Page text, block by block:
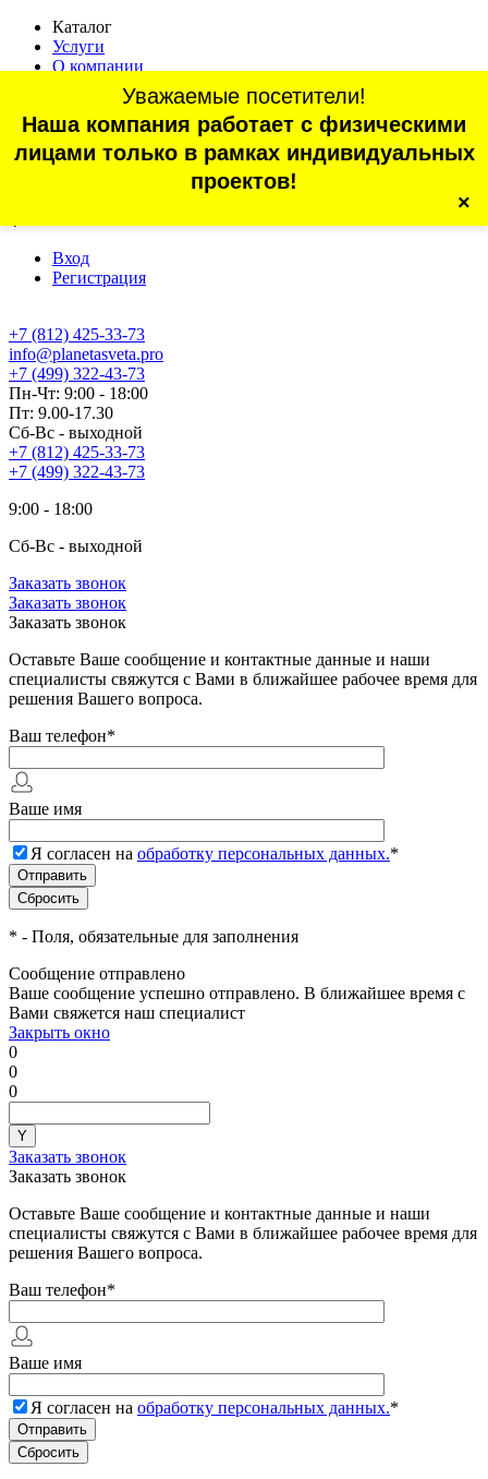
Каталог
Услуги
О компании
Статьи
Контакты
Отзывы
г. Санкт-Петербург, проспект Обуховской Обороны, 70, корп.
Вход
Регистрация
+7 (812) 425-33-73
Уважаемые посетители!
Наша компания работает с физическими
лицами только в рамках индивидуальных
проектов!
×
info@planetasveta.pro
+7 (499) 322-43-73
Пн-Чт: 9:00 - 18:00
Пт: 9.00-17.30
Сб-Вс - выходной
+7 (812) 425-33-73
+7 (499) 322-43-73
9:00 - 18:00
Сб-Вс - выходной
Заказать звонок
Заказать звонок
Заказать звонок
Оставьте Ваше сообщение и контактные данные и наши
специалисты свяжутся с Вами в ближайшее рабочее время для
решения Вашего вопроса.
Ваш телефон*
Ваше имя
Я согласен на обработку персональных данных.*
* - Поля, обязательные для заполнения
Сообщение отправлено
Ваше сообщение успешно отправлено. В ближайшее время с
Вами свяжется наш специалист
Закрыть окно
0
0
0
Заказать звонок
Заказать звонок
Оставьте Ваше сообщение и контактные данные и наши
специалисты свяжутся с Вами в ближайшее рабочее время для
решения Вашего вопроса.
Ваш телефон*
Ваше имя
Я согласен на обработку персональных данных.*